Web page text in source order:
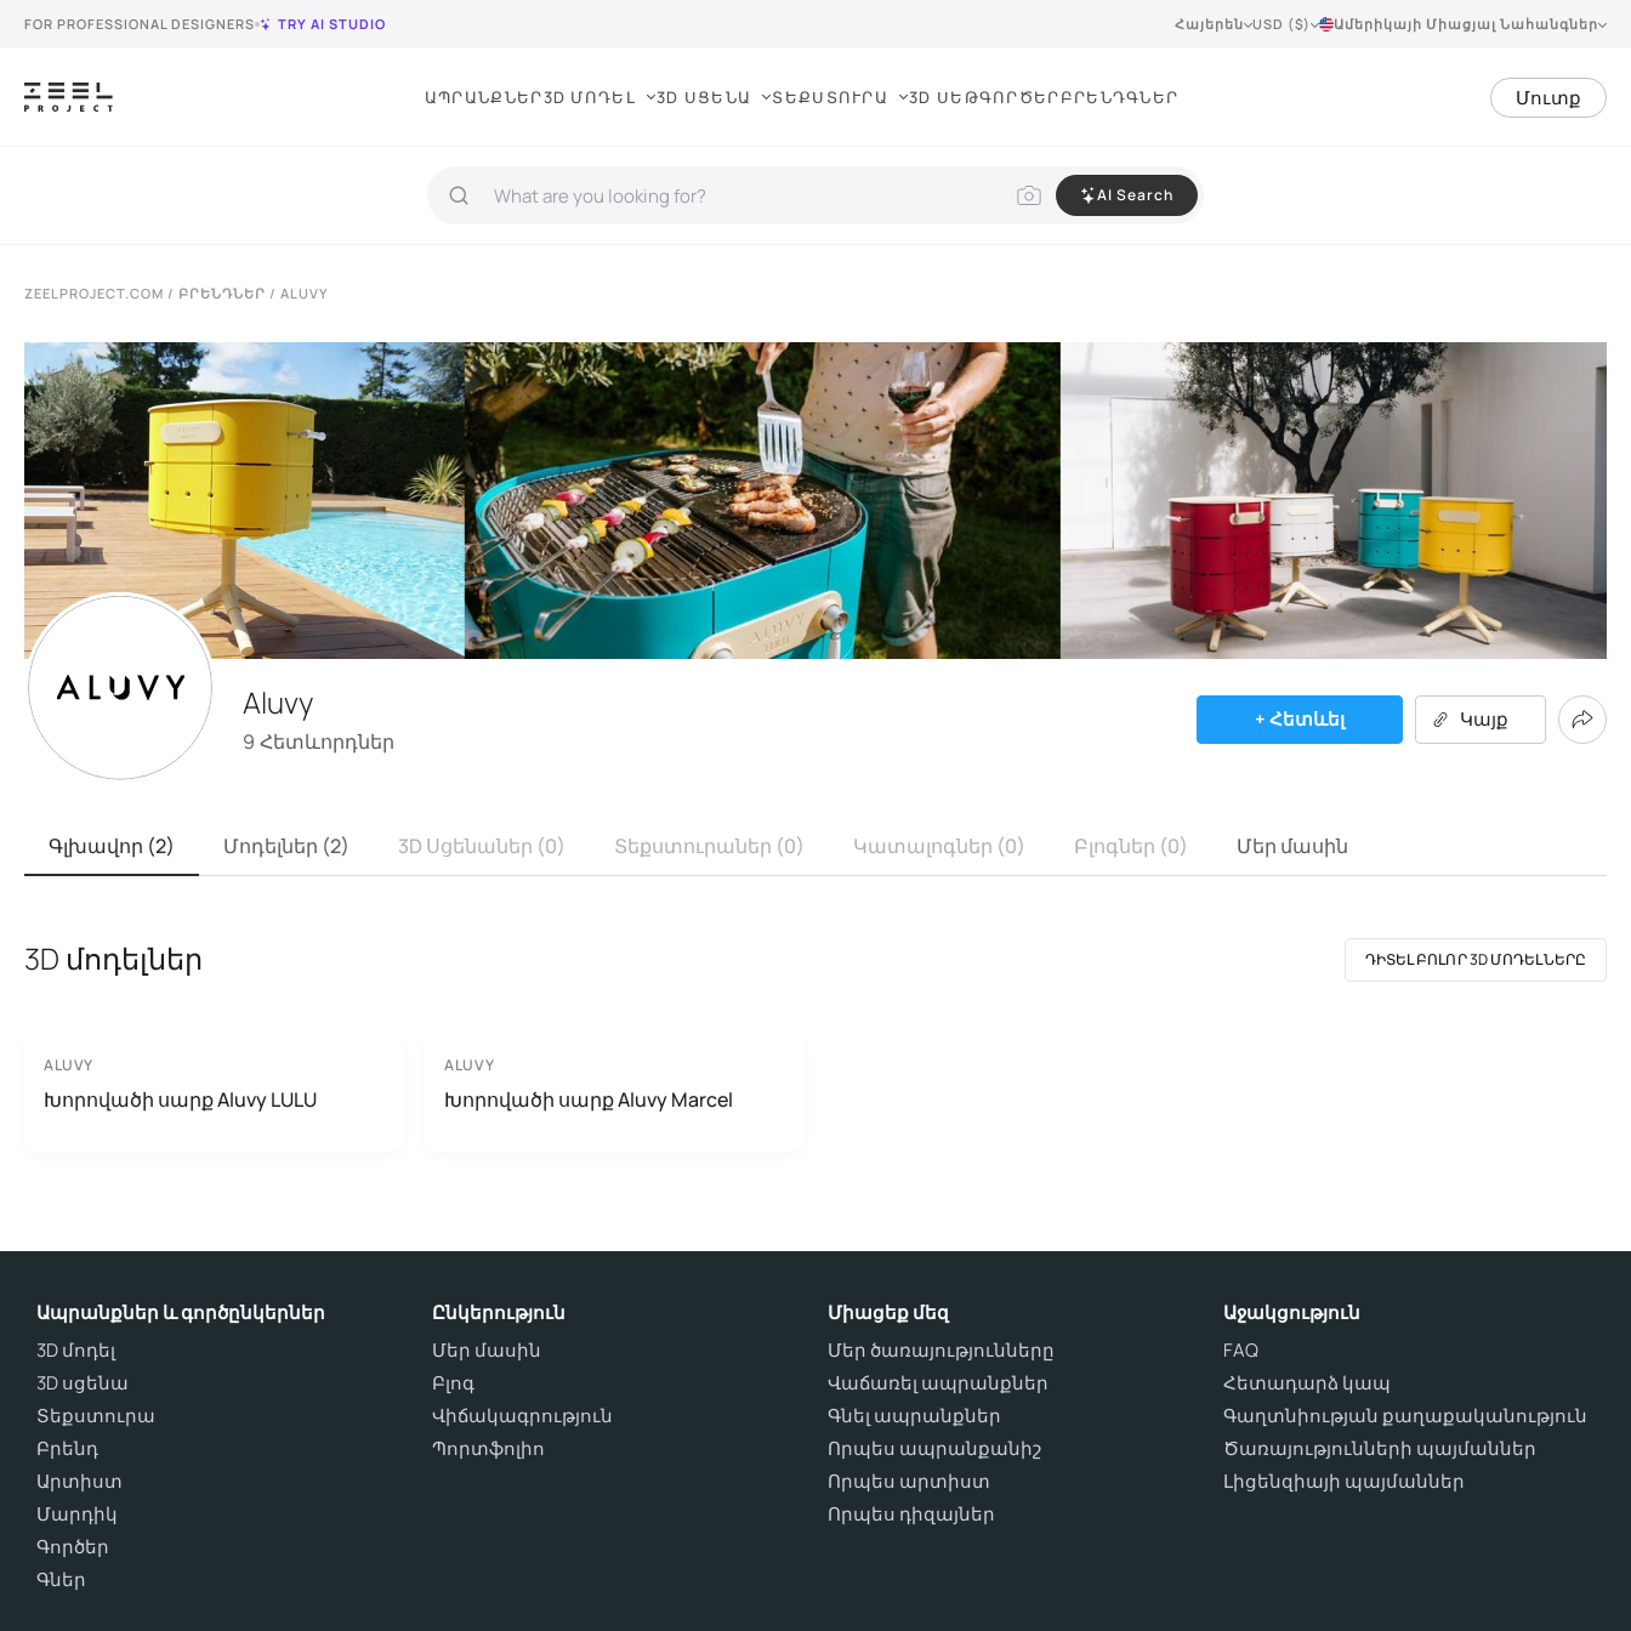
FOR PROFESSIONAL DESIGNERS TRY AI STUDIO Հայերեն USD ($) Ամերիկայի Միացյալ Նահանգներ
ԱՊՐԱՆՔՆԵՐ3D ՄՈԴԵԼ 3D ՍՑԵՆԱ ՏԵՔՍՏՈՒՐԱ 3D ՍԵԹԳՈՐԾԵՐԲՐԵՆԴԳՆԵՐ Մուտք
AI Search
ZEELPROJECT.COM / ԲՐԵՆԴՆԵՐ / ALUVY
Aluvy
9 Հետևորդներ
+ Հետևել Կայք
Գլխավոր (2) Մոդելներ (2) 3D Սցենաներ (0) Տեքստուրաներ (0) Կատալոգներ (0) Բլոգներ (0) Մեր մասին
3D մոդելներ ԴԻՏԵԼ ԲՈԼՈՐ 3D ՄՈԴԵԼՆԵՐԸ
ALUVY
Խորովածի սարք Aluvy LULU
ALUVY
Խորովածի սարք Aluvy Marcel
Ապրանքներ և գործընկերներ
3D մոդել
3D սցենա
Տեքստուրա
Բրենդ
Արտիստ
Մարդիկ
Գործեր
Գներ
Ընկերություն
Մեր մասին
Բլոգ
Վիճակագրություն
Պորտֆոլիո
Միացեք մեզ
Մեր ծառայությունները
Վաճառել ապրանքներ
Գնել ապրանքներ
Որպես ապրանքանիշ
Որպես արտիստ
Որպես դիզայներ
Աջակցություն
FAQ
Հետադարձ կապ
Գաղտնիության քաղաքականություն
Ծառայությունների պայմաններ
Լիցենզիայի պայմաններ